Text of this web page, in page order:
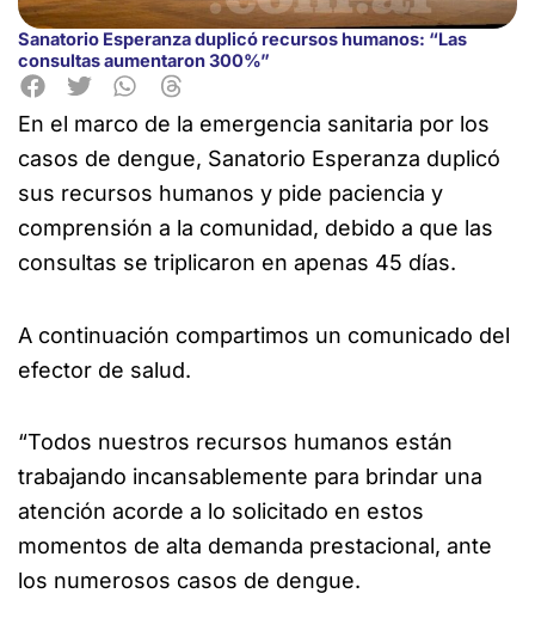
Sanatorio Esperanza duplicó recursos humanos: “Las
consultas aumentaron 300%”
En el marco de la emergencia sanitaria por los
casos de dengue, Sanatorio Esperanza duplicó
sus recursos humanos y pide paciencia y
comprensión a la comunidad, debido a que las
consultas se triplicaron en apenas 45 días.
A continuación compartimos un comunicado del
efector de salud.
“Todos nuestros recursos humanos están
trabajando incansablemente para brindar una
atención acorde a lo solicitado en estos
momentos de alta demanda prestacional, ante
los numerosos casos de dengue.